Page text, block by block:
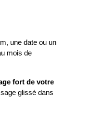
une date ou un
mois de
fort de votre
glissé dans